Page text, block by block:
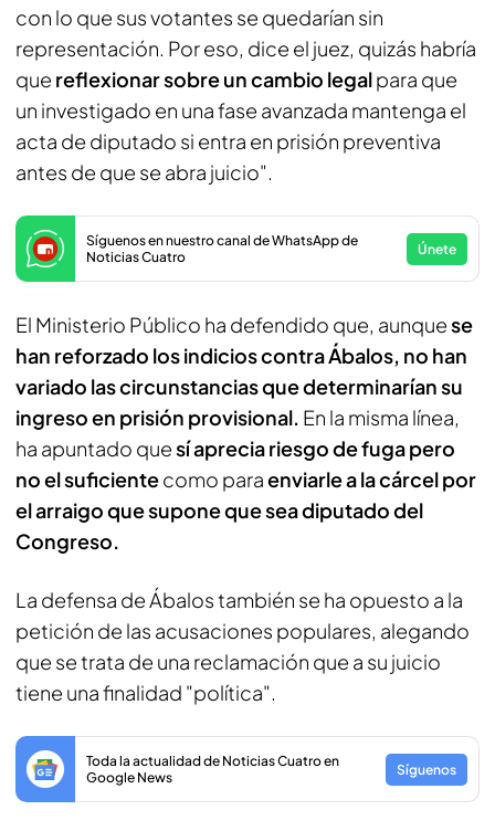
con lo que sus votantes se quedarían sin
representación. Por eso, dice el juez, quizás habría
que reflexionar sobre un cambio legalpara que
un investigado en una fase avanzada mantenga el
acta de diputado si entra en prisión preventiva
antes de que se abra juicio".
Síguenos en nuestro canal de WhatsApp de
Noticias Cuatro
Únete
El Ministerio Público ha defendido que, aunquese
han reforzado los indicios contra Ábalos, no han
variado las circunstancias que determinarían su
ingreso en prisión provisional. En la misma línea,
ha apuntado quesí aprecia riesgo de fuga pero
no el suficientecomo paraenviarle a la cárcel por
el arraigo que supone que sea diputado del
Congreso.
La defensa de Ábalos también se ha opuesto a la
petición de las acusaciones populares, alegando
que se trata de una reclamación que a su juicio
tiene una finalidad "política".
Toda la actualidad de Noticias Cuatro en
Google News
Síguenos